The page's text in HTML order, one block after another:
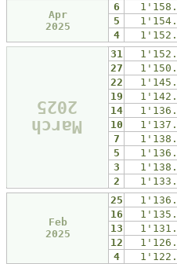
Apr
2025
6 1'158.
5
1'154.
4
1'152.
March
2025
31 1'152.
27
1'150.
22
1'145.
19
1'142.
14
1'136.
10
1'137.
7
1'138.
5
1'136.
3
1'138.
2
1'133.
Feb
2025
25 1'136.
16
1'135.
13
1'131.
12
1'126.
4
1'122.